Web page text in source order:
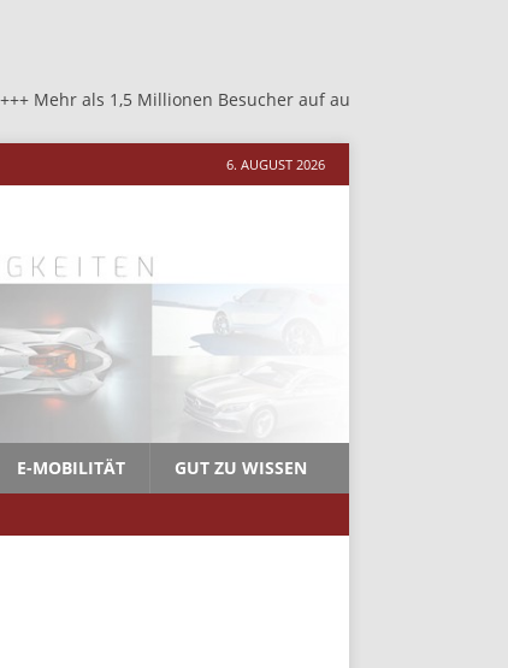
1,5 Millionen Besucher auf autosalon-neher.de +++
6. AUGUST 2026
E-MOBILITÄT GUT ZU WISSEN